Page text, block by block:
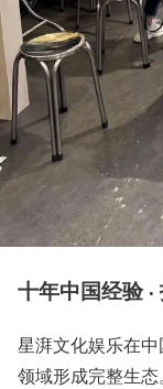
十年中国经验
星湃文化娱乐在
领域形成完整生